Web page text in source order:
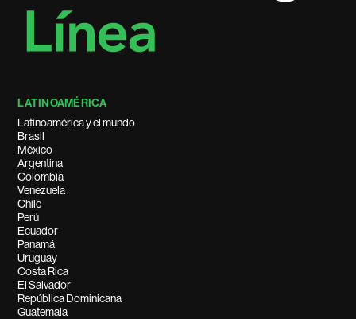
LATINOAMÉRICA
Latinoamérica y el mundo
Brasil
México
Argentina
Colombia
Venezuela
Chile
Perú
Ecuador
Panamá
Uruguay
Costa Rica
El Salvador
República Dominicana
Guatemala